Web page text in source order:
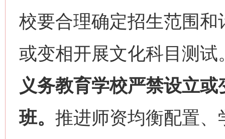
校要合理确定招生范围
或变相开展文化科目测
义务教育学校严禁设立
班。 推进师资均衡配置